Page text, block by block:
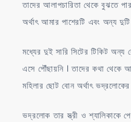
তাদের আলাপচারিতা থেকে বুঝতে
অর্থাৎ আমার পাশেরটি এবং অন্য
মধ্যের দুই সারি সিটের টিকিট
এসে পৌঁছায়নি । তাদের কথা থেকে
মহিলার ছোট বোন অর্থাৎ ভদ্রলোকের
ভদ্রলোক তার স্ত্রী ও শ্যালিকাকে